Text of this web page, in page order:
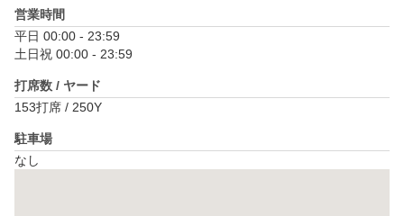
営業時間
平日 00:00 - 23:59
土日祝 00:00 - 23:59
打席数 / ヤード
153打席 / 250Y
駐車場
なし